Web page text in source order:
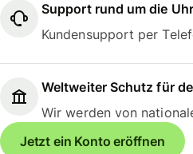
Support rund um die Uhr
Kundensupport per
Weltweiter Schutz für
Wir werden von
Jetzt ein Konto eröffnen